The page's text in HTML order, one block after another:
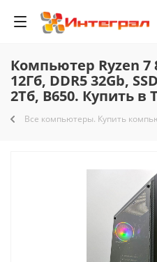
Компьютер Ryzen 7
12Гб, DDR5 32Gb,
2Тб, B650. Купить в
Все компьютеры. Купить